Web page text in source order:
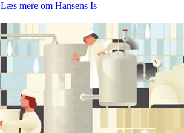
Læs mere om Hansens Is